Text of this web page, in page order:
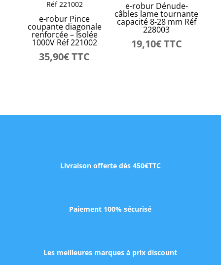
e-robur Pince
coupante diagonale
renforcée – Isolée
1000V Réf 221002
35,90€TTC
e-robur Dénude-
câbles lame tournante
capacité 8-28 mm Réf
228003
19,10€TTC
Livraison offerte dès 450€TTC
Paiement 100% sécurisé
Les meilleures marques à prix discount